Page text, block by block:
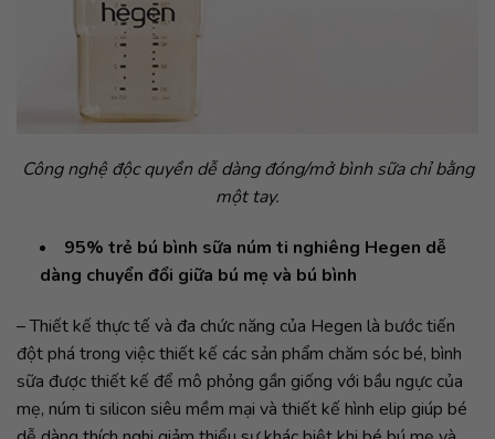
Công nghệ độc quyền dễ dàng đóng/mở bình sữa chỉ bằng
một tay.
95% trẻ bú bình sữa núm ti nghiêng Hegen dễ
dàng chuyển đổi giữa bú mẹ và bú bình
– Thiết kế thực tế và đa chức năng của Hegen là bước tiến
đột phá trong việc thiết kế các sản phẩm chăm sóc bé, bình
sữa được thiết kế để mô phỏng gần giống với bầu ngực của
mẹ, núm ti silicon siêu mềm mại và thiết kế hình elip giúp bé